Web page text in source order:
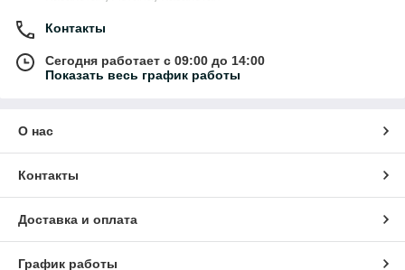
Контакты
Сегодня работает с 09:00 до 14:00
Показать весь график работы
О нас
Контакты
Доставка и оплата
График работы